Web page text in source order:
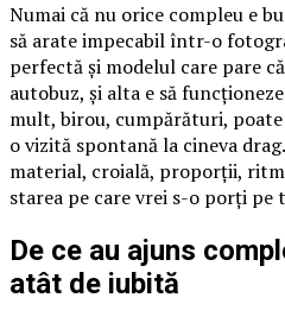
Numai că nu orice compleu e
să arate impecabil într-o
perfectă și modelul care pare
autobuz, și alta e să
mult, birou, cumpărături, poate
o vizită spontană la cineva
material, croială, proporții,
starea pe care vrei s-o porți pe
De ce au ajuns
atât de iubită